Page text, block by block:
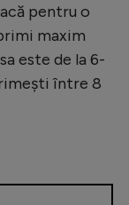
pentru o
maxim
este de la 6-
între 8